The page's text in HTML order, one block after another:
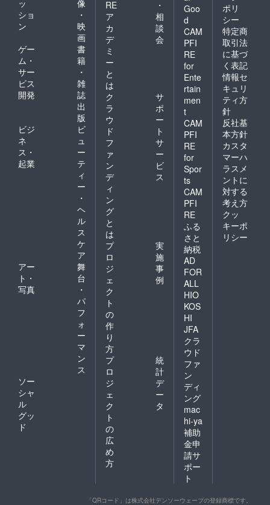
ッ
ショ
ン
像
・
映
画
ゲー
ム・
サー
ビス
開発
書
籍
・
雑
誌
出
版
ビジ
ネ
ス・
起業
ビ
ュ
ー
テ
ィ
ー
・
ヘ
ル
ス
ケ
ア
アー
ト・
写真
舞
台
・
パ
フ
ォ
ー
マ
ン
ス
ソー
シャ
ル
グッ
ド
RE
ア
カ
デ
ミ
ー
と
は
・
相
談
会
ク
ラ
ウ
ド
フ
ァ
ン
デ
ィ
ン
グ
と
は
サ
ポ
ー
ト
サ
ー
ビ
ス
プ
ロ
ジ
ェ
ク
ト
の
作
り
方
実
施
事
例
プ
ロ
ジ
ェ
ク
ト
の
広
め
方
統
計
デ
ー
タ
Goo
d
CAM
PFI
RE
for
Ente
rtain
men
t
CAM
PFI
RE
for
Spor
ts
CAM
PFI
RE
ふる
さと
納税
AD
FOR
ALL
HIO
KOS
HI
JFA
クラ
ウド
ファ
ン
ディ
ング
mac
hi-ya
補助
金申
請サ
ポー
ト
ポリ
シー
特定商
取引法
に基づ
く表記
情報セ
キュリ
ティ方
針
反社基
本方針
カスタ
マーハ
ラスメ
ントに
対する
考え方
クッ
キーポ
リシー
「QRコード」は株式会社デンソーウェーブの登録商標です。